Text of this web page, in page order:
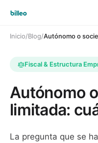
Inicio/Blog/Autónomo o
Fiscal & Estructura
Autónomo
limitada:
La pregunta que se